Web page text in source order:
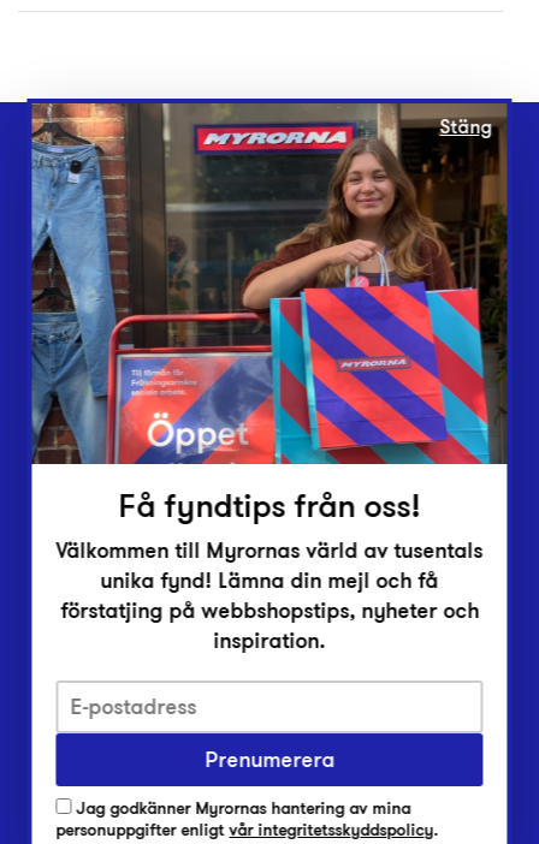
Webbshop
Butiker
Lämna in
Vårt överskott
Inlämningsplatser
Om Myrorna
Lediga jobb
Pressrum
Integritetsskyddspolicy
Har du frågor om onlineköp, leverans eller retur?
Har du frågor om vår verksamhet?
Vanliga frågor om Myrorna
Stäng
Få fyndtips från oss!
Välkommen till Myrornas värld av tusentals
unika fynd! Lämna din mejl och få
förstatjing på webbshopstips, nyheter och
inspiration.
Prenumerera
Jag godkänner Myrornas hantering av mina
personuppgifter enligtvår integritetsskyddspolicy.